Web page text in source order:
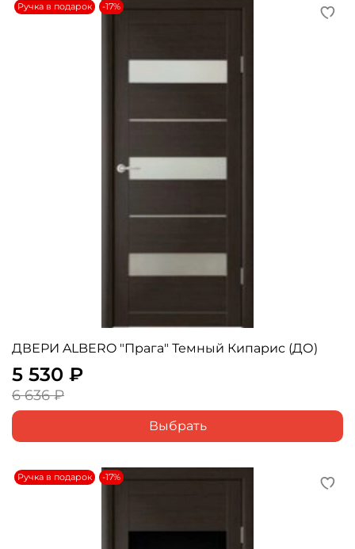
Ручка в подарок -17%
ДВЕРИ ALBERO "Прага" Темный Кипарис (ДО)
5 530 ₽
6 636 ₽
Выбрать
Ручка в подарок -17%